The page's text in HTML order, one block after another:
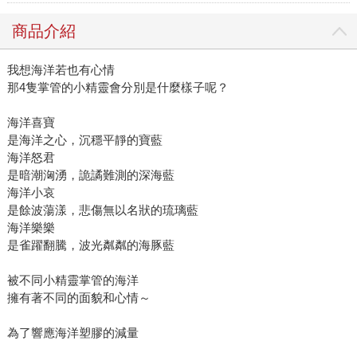
商品介紹
我想海洋若也有心情
那4隻掌管的小精靈會分別是什麼樣子呢？
海洋喜寶
是海洋之心，沉穩平靜的寶藍
海洋怒君
是暗潮洶湧，詭譎難測的深海藍
海洋小哀
是餘波蕩漾，悲傷無以名狀的琉璃藍
海洋樂樂
是雀躍翻騰，波光粼粼的海豚藍
被不同小精靈掌管的海洋
擁有著不同的面貌和心情～
為了響應海洋塑膠的減量